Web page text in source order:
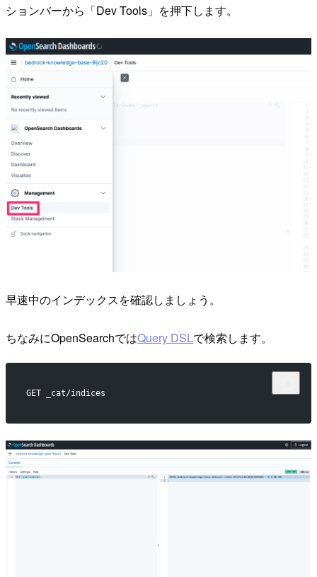
ションバーから「Dev Tools」を押下します。
早速中のインデックスを確認しましょう。
ちなみにOpenSearchではQuery DSLで検索します。
GET _cat/indices